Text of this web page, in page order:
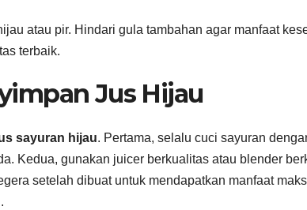
atau pir. Hindari gula tambahan agar manfaat
terbaik.
Jus Hijau
sayuran hijau. Pertama, selalu cuci sayuran
Kedua, gunakan juicer berkualitas atau blender
setelah dibuat untuk mendapatkan manfaat